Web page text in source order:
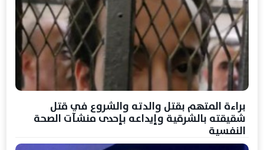
براءة المتهم بقتل والدته والشروع في قتل
شقيقته بالشرقية وإيداعه بإحدى منشآت الصحة
النفسية